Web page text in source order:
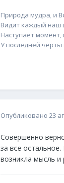
Природа мудра, и
Видит каждый наш
Наступает момент,
У последней черты
Опубликовано 23
Совершенно
за все
возникла мысль и